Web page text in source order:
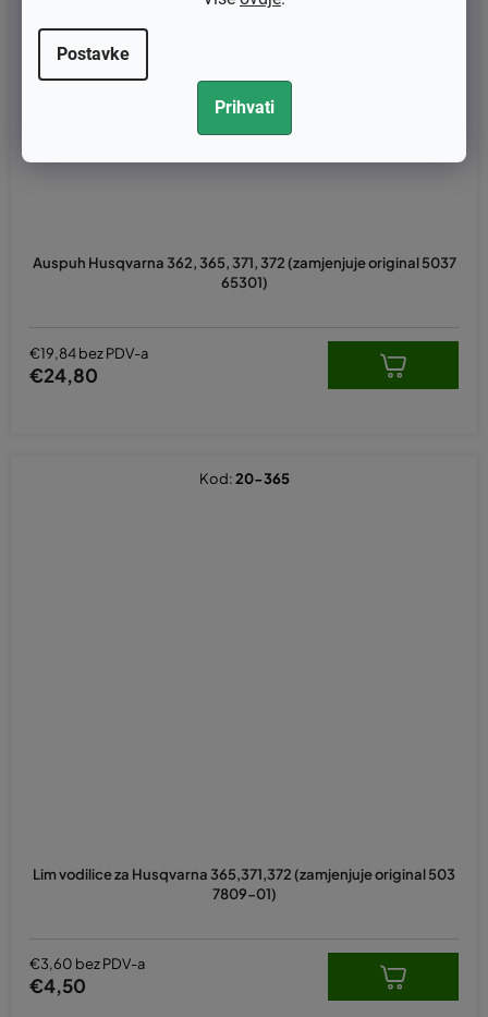
Postavke
Prihvati
Auspuh Husqvarna 362, 365, 371, 372 (zamjenjuje original 5037
65301)
€19,84 bez PDV-a
€24,80
Lim vodilice za Husqvarna 365,371,372 (zamjenjuje original 503
7809-01)
€3,60 bez PDV-a
€4,50
Kod:20-365